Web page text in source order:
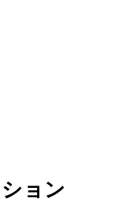
ョン